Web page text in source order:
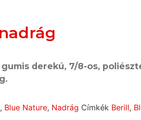
derekú, 7/8-os,
, Blue Nature, Nadrág Címkék Berill,